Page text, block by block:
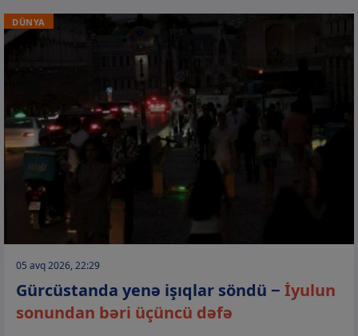
DÜNYA
05 avq 2026, 22:29
Gürcüstanda yenə işıqlar söndü − İyulun
sonundan bəri üçüncü dəfə